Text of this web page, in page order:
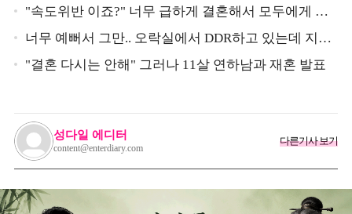
"속도위반 이죠?" 너무 급하게 결혼해서 모두에게 의
심 받았던 스타
너무 예뻐서 그만.. 오락실에서 DDR하고 있는데 지나
가던 이상민이 캐스팅했다는 연예인
"결혼 다시는 안해" 그러나 11살 연하남과 재혼 발표
성다일 에디터
content@enterdiary.com
다른기사 보기